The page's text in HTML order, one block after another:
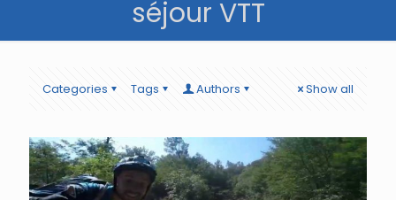
séjour VTT
Categories Tags Authors Show all